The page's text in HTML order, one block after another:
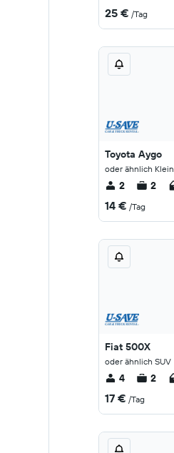
25 € /Tag
Toyota Aygo
oder ähnlich Klein
2 2
14 € /Tag
Fiat 500X
oder ähnlich SUV
4 2
17 € /Tag